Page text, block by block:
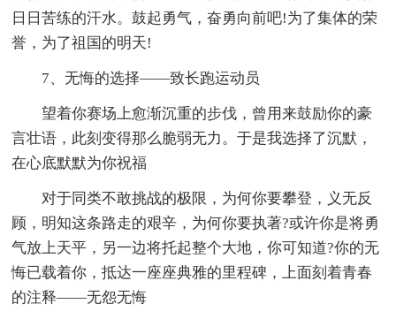
日日苦练的汗水。鼓起勇气，奋勇向前吧!为了集体的荣
誉，为了祖国的明天!
7、无悔的选择――致长跑运动员
望着你赛场上愈渐沉重的步伐，曾用来鼓励你的豪
言壮语，此刻变得那么脆弱无力。于是我选择了沉默，
在心底默默为你祝福
对于同类不敢挑战的极限，为何你要攀登，义无反
顾，明知这条路走的艰辛，为何你要执著?或许你是将勇
气放上天平，另一边将托起整个大地，你可知道?你的无
悔已载着你，抵达一座座典雅的里程碑，上面刻着青春
的注释――无怨无悔